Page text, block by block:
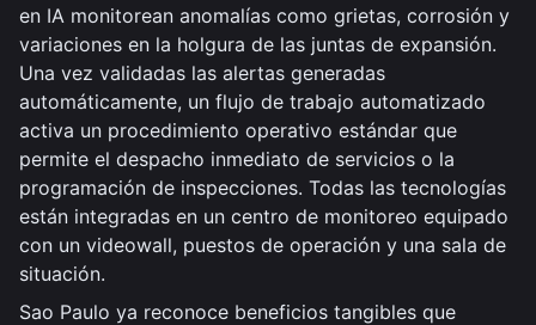
en IA monitorean anomalías como grietas, corrosión y
variaciones en la holgura de las juntas de expansión.
Una vez validadas las alertas generadas
automáticamente, un flujo de trabajo automatizado
activa un procedimiento operativo estándar que
permite el despacho inmediato de servicios o la
programación de inspecciones. Todas las tecnologías
están integradas en un centro de monitoreo equipado
con un videowall, puestos de operación y una sala de
situación.
Sao Paulo ya reconoce beneficios tangibles que